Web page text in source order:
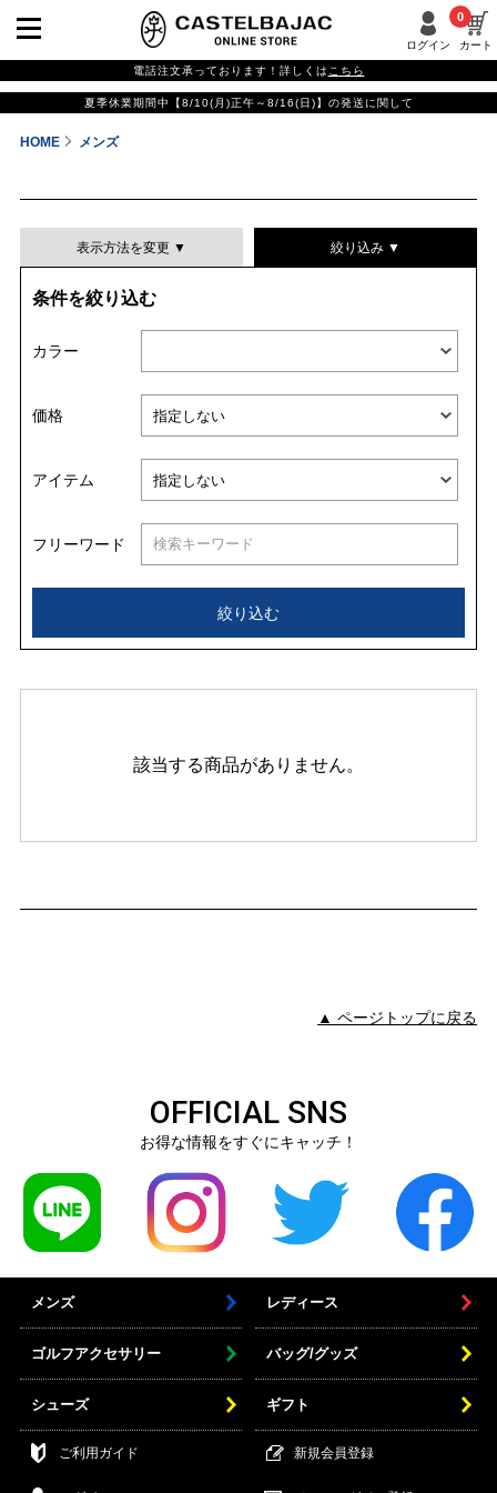
ログイン カート
0
電話注文承っております！詳しくは こちら
夏季休業期間中【8/10(月)正午～8/16(日)】の発送に関して
HOME メンズ
表示方法を変更 ▼
並び替える
絞り込み ▼
条件を絞り込む
カラー
価格
アイテム
フリーワード
絞り込む
該当する商品がありません。
▲ ページトップに戻る
OFFICIAL SNS
お得な情報をすぐにキャッチ！
メンズ レディース
ゴルフアクセサリー バッグ/グッズ
シューズ ギフト
ご利用ガイド 新規会員登録